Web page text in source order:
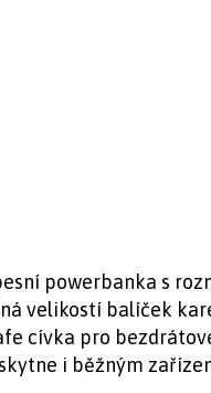
powerbanka s
velikostí balíček
cívka pro
i běžným